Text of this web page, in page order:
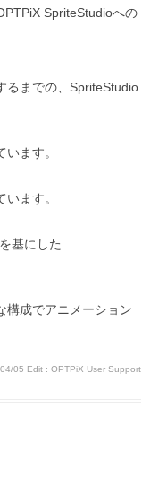
SpriteStudioへの
るまでの、SpriteStudio
ます。
ます。
基にした
構成でアニメーション
05 Edit : OPTPiX User Support